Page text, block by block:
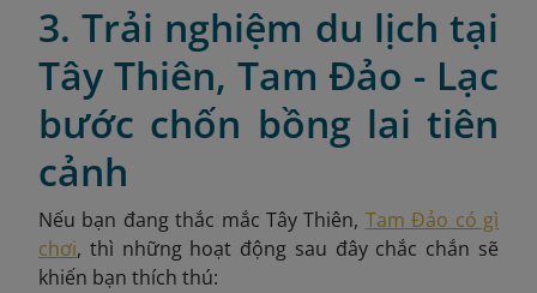
3. Trải nghiệm du lịch tại
Tây Thiên, Tam Đảo - Lạc
bước chốn bồng lai tiên
cảnh
Nếu bạn đang thắc mắc Tây Thiên, Tam Đảo có gì
chơi, thì những hoạt động sau đây chắc chắn sẽ
khiến bạn thích thú: